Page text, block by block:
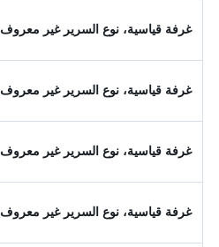
غرفة قياسية، نوع السرير غير معروف
غرفة قياسية، نوع السرير غير معروف
غرفة قياسية، نوع السرير غير معروف
غرفة قياسية، نوع السرير غير معروف